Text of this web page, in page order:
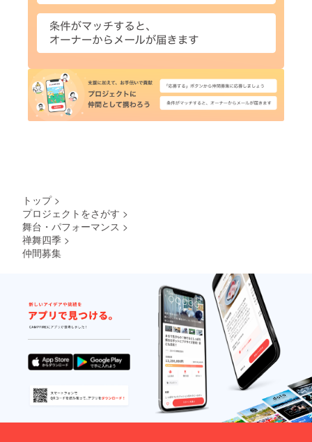
トップ >
プロジェクトをさがす >
舞台・パフォーマンス >
禅舞四季 >
仲間募集